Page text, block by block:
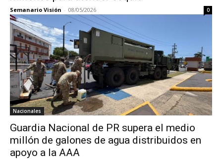
Semanario Visión - 08/05/2026 0
Nacionales
Guardia Nacional de PR supera el medio
millón de galones de agua distribuidos en
apoyo a la AAA